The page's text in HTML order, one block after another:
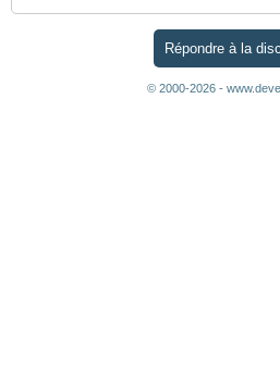
Répondre à la
© 2000-2026 -